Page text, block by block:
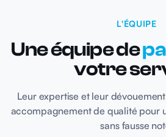
L'ÉQUIPE
Une équipe de
votre
Leur expertise et leur
accompagnement de qualité pour
sans fausse